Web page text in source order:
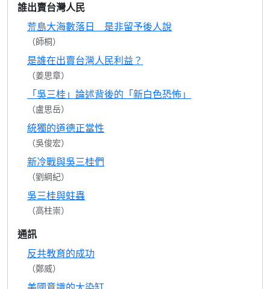
誰出賣台灣人民
荒島大海數落日 是非留予後人說
（師桐）
是誰在出賣台灣人民利益？
（姜思章）
「吳三桂」論述背後的「新白色恐怖」
（盧思岳）
統獨的道德正當性
（吳俊宏）
新冷戰與吳三桂們
（劉綱紀）
吳三桂與蛀蟲
（高柱崇）
通訊
反共教育的成功
（鄭威）